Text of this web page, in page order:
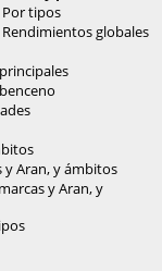
Por tipos
globales
y Aran, y ámbitos
y Aran, y